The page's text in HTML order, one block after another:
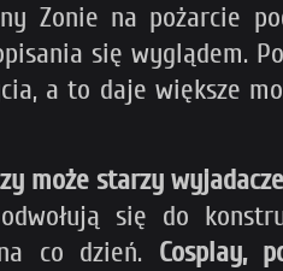
Zonie na pożarcie
się wyglądem.
a to daje większe
może starzy
się do
co dzień. Cosplay,